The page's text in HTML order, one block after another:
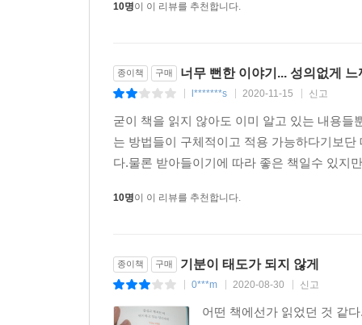
10명이 이 리뷰를 추천합니다.
종이책 구매 너무 뻔한 이야기... 성의없게 느
l*******s 2020-11-15 신고
굳이 책을 읽지 않아도 이미 알고 있는 내용
는 방법들이 구체적이고 적용 가능하다기보
다.물론 받아들이기에 따라 좋은 책일수 있지
10명이 이 리뷰를 추천합니다.
종이책 구매 기분이 태도가 되지 않게
0***m 2020-08-30 신고
어떤 책에선가 읽었던 것 같